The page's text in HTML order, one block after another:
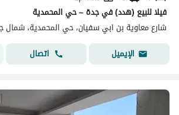
فيلا للبيع (هدد) في جدة – حي المحمدية
شارع معاوية بن ابي سفيان، حي المحمدية، شمال
الإيميل
اتصال